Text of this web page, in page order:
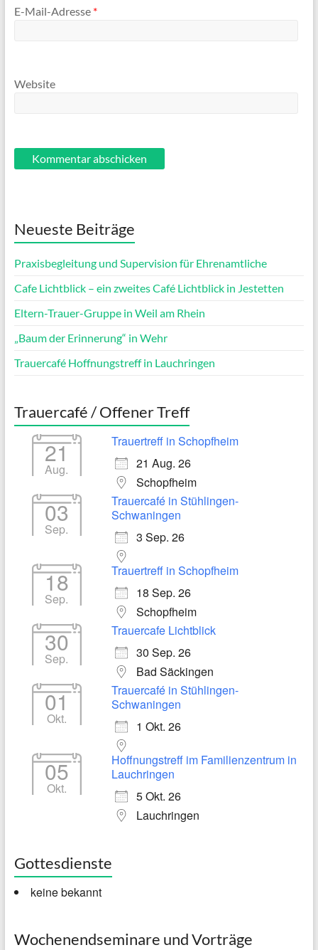
E-Mail-Adresse *
Website
Neueste Beiträge
Praxisbegleitung und Supervision für Ehrenamtliche
Cafe Lichtblick – ein zweites Café Lichtblick in Jestetten
Eltern-Trauer-Gruppe in Weil am Rhein
„Baum der Erinnerung“ in Wehr
Trauercafé Hoffnungstreff in Lauchringen
Trauercafé / Offener Treff
21
Aug.
Trauertreff in Schopfheim
21 Aug. 26
Schopfheim
03
Sep.
Trauercafé in Stühlingen-
Schwaningen
3 Sep. 26
18
Sep.
Trauertreff in Schopfheim
18 Sep. 26
Schopfheim
30
Sep.
Trauercafe Lichtblick
30 Sep. 26
Bad Säckingen
01
Okt.
Trauercafé in Stühlingen-
Schwaningen
1 Okt. 26
05
Okt.
Hoffnungstreff im Familienzentrum in
Lauchringen
5 Okt. 26
Lauchringen
Gottesdienste
keine bekannt
Wochenendseminare und Vorträge